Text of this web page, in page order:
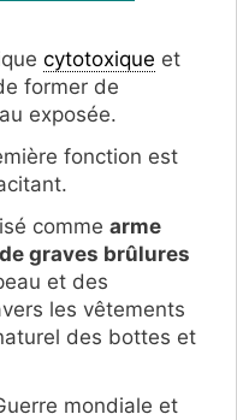
cytotoxique et
former de
exposée.
fonction est
comme arme
graves brûlures
et des
les vêtements
des bottes et
mondiale et